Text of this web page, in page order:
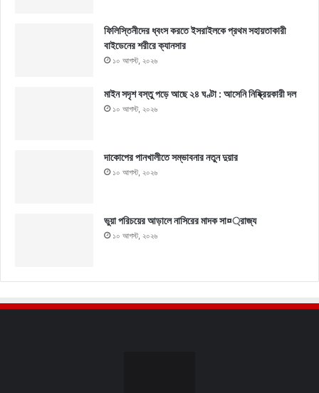
ফিলিস্তিনীদের ধ্বংস করতে ইসরাইলকে প্রথম সহায়তাকারী
বাইডেনের শরীরে ক্যানসার
১০ আগস্ট, ২০২৬
মাইন সদৃশ বস্তু পড়ে আছে ২৪ ঘণ্টা : আসেনি নিষ্ক্রিয়কারী দল
১০ আগস্ট, ২০২৬
দাকোপের পানখালীতে সম্ভাবনার নতুন দুয়ার
১০ আগস্ট, ২০২৬
ভুয়া পরিচয়ের আড়ালে নাসিরের মাদক সা¤্রাজ্য
১০ আগস্ট, ২০২৬